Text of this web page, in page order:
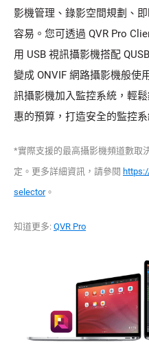
影機管理、錄影空間規劃、
容易。您可透過 QVR Pro
用 USB 視訊攝影機搭配
變成 ONVIF 網路攝影機般使
訊攝影機加入監控系統，輕
惠的預算，打造安全的監控系
*實際支援的最高攝影機頻道數取
定。更多詳細資訊，請參閱
selector。
知道更多: QVR Pro